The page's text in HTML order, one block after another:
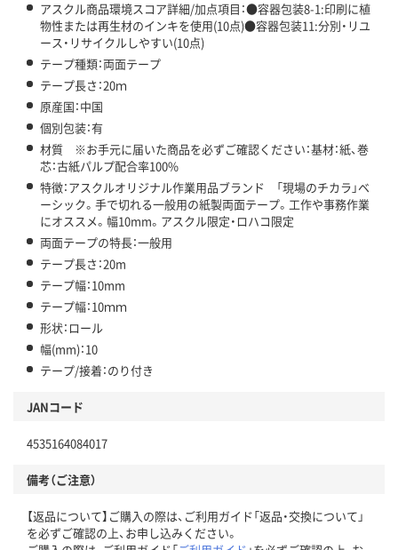
アスクル商品環境スコア詳細/加点項目：●容器包装8-1:印刷に植
物性または再生材のインキを使用(10点)●容器包装11:分別・リユ
ース・リサイクルしやすい(10点)
テープ種類：両面テープ
テープ長さ：20ｍ
原産国：中国
個別包装：有
材質 ※お手元に届いた商品を必ずご確認ください：基材：紙、巻
芯：古紙パルプ配合率100%
特徴：アスクルオリジナル作業用品ブランド 「現場のチカラ」ベ
ーシック。手で切れる一般用の紙製両面テープ。工作や事務作業
にオススメ。幅10mm。アスクル限定・ロハコ限定
両面テープの特長：一般用
テープ長さ：20m
テープ幅：10mm
テープ幅：10ｍｍ
形状：ロール
幅(mm)：10
テープ/接着：のり付き
JANコード
4535164084017
備考（ご注意）
【返品について】ご購入の際は、ご利用ガイド「返品・交換について」
を必ずご確認の上、お申し込みください。